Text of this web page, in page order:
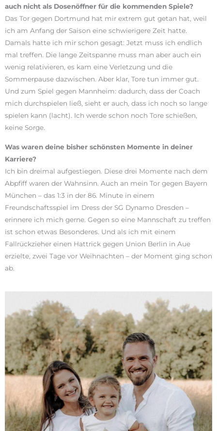
auch nicht als Dosenöffner für die kommenden Spiele?
Das Tor gegen Dortmund hat mir extrem gut getan hat, weil
ich am Anfang der Saison eine schwierigere Zeit hatte.
Damals hatte ich mir schon gesagt: Jetzt muss ich endlich
mal treffen. Die lange Zeitspanne muss man aber auch ein
wenig relativieren, es kam eine Verletzung und die
Sommerpause dazwischen. Aber klar, Tore tun immer gut.
Und zum Spiel gegen Mannheim: dadurch, dass der Coach
mich durchspielen ließ, sieht er auch, dass ich noch so lange
spielen kann (lacht). Ich werde schon noch Tore schießen,
keine Sorge.
Was waren deine bisher schönsten Momente in deiner
Karriere?
Ich bin dreimal aufgestiegen. Diese drei Momente nach dem
Abpfiff waren der Wahnsinn. Auch an mein Tor gegen Bayern
München – das 1:3 in der 86. Minute in einem
Freundschaftsspiel im Dress der SG Dynamo Dresden –
erinnere ich mich gerne. Gegen so eine Mannschaft zu treffen
ist schon etwas Besonderes. Und als ich mit einem
Fallrückzieher einen Hattrick gegen Union Berlin in Aue
erzielte, zwei Tage vor Weihnachten – der Moment ging schon
ab.